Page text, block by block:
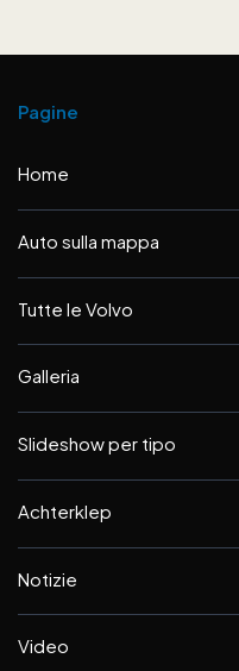
Pagine
Home
Auto sulla mappa
Tutte le Volvo
Galleria
Slideshow per tipo
Achterklep
Notizie
Video